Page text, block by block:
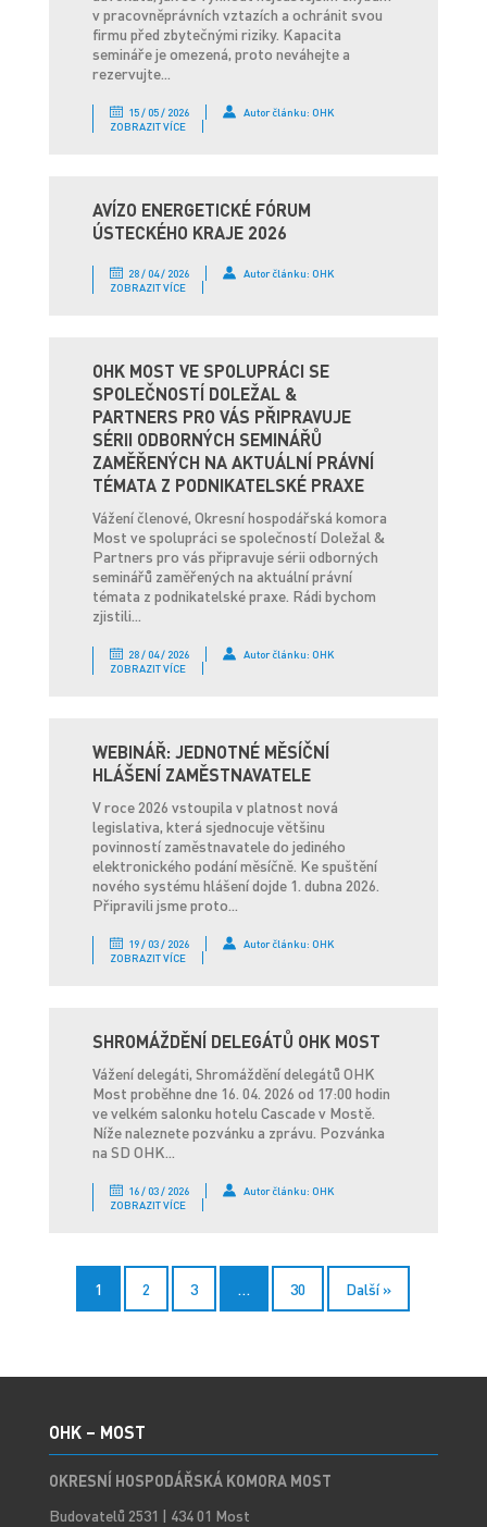
v pracovněprávních vztazích a ochránit svou
firmu před zbytečnými riziky. Kapacita
semináře je omezená, proto neváhejte a
rezervujte...
15 / 05 / 2026
Autor článku: OHK
ZOBRAZIT VÍCE
AVÍZO ENERGETICKÉ FÓRUM
ÚSTECKÉHO KRAJE 2026
28 / 04 / 2026
Autor článku: OHK
ZOBRAZIT VÍCE
OHK MOST VE SPOLUPRÁCI SE
SPOLEČNOSTÍ DOLEŽAL &
PARTNERS PRO VÁS PŘIPRAVUJE
SÉRII ODBORNÝCH SEMINÁŘŮ
ZAMĚŘENÝCH NA AKTUÁLNÍ PRÁVNÍ
TÉMATA Z PODNIKATELSKÉ PRAXE
Vážení členové, Okresní hospodářská komora
Most ve spolupráci se společností Doležal &
Partners pro vás připravuje sérii odborných
seminářů zaměřených na aktuální právní
témata z podnikatelské praxe. Rádi bychom
zjistili...
28 / 04 / 2026
Autor článku: OHK
ZOBRAZIT VÍCE
WEBINÁŘ: JEDNOTNÉ MĚSÍČNÍ
HLÁŠENÍ ZAMĚSTNAVATELE
V roce 2026 vstoupila v platnost nová
legislativa, která sjednocuje většinu
povinností zaměstnavatele do jediného
elektronického podání měsíčně. Ke spuštění
nového systému hlášení dojde 1. dubna 2026.
Připravili jsme proto...
19 / 03 / 2026
Autor článku: OHK
ZOBRAZIT VÍCE
SHROMÁŽDĚNÍ DELEGÁTŮ OHK MOST
Vážení delegáti, Shromáždění delegátů OHK
Most proběhne dne 16. 04. 2026 od 17:00 hodin
ve velkém salonku hotelu Cascade v Mostě.
Níže naleznete pozvánku a zprávu. Pozvánka
na SD OHK...
16 / 03 / 2026
Autor článku: OHK
ZOBRAZIT VÍCE
1 2 3 … 30 Další »
OHK – MOST
OKRESNÍ HOSPODÁŘSKÁ KOMORA MOST
Budovatelů 2531 | 434 01 Most